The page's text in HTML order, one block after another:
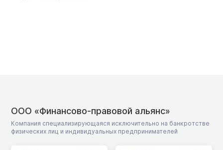
ООО «Финансово-правовой альянс»
Компания специализирующаяся исключительно на банкротстве
физических лиц и индивидуальных предпринимателей